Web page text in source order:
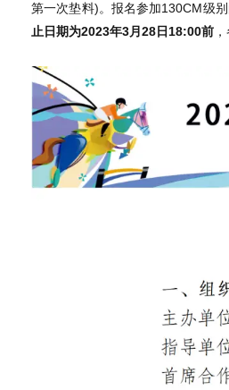
第一次垫料)。报名参加130CM级
止日期为2023年3月28日18:00前